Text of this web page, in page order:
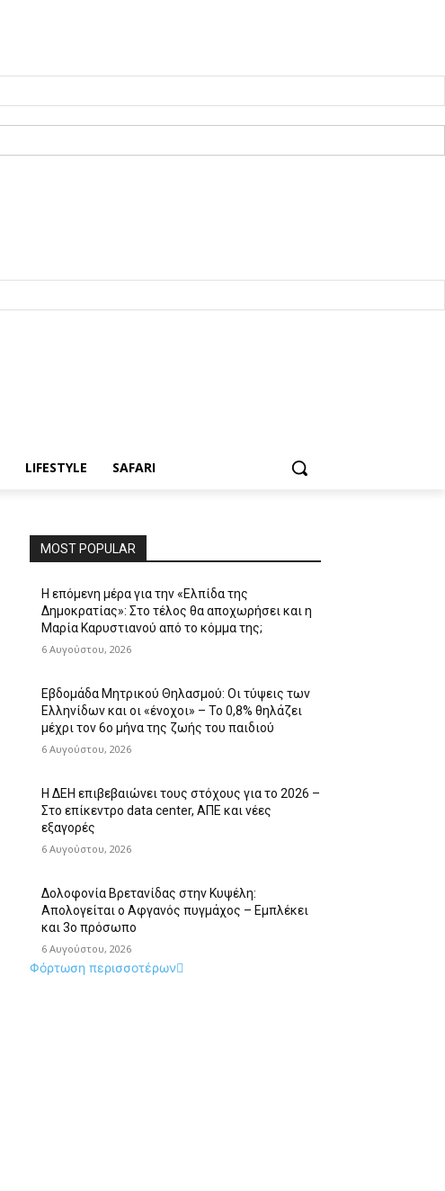
LIFESTYLE SAFARI
MOST POPULAR
Η επόμενη μέρα για την «Ελπίδα της
Δημοκρατίας»: Στο τέλος θα αποχωρήσει και η
Μαρία Καρυστιανού από το κόμμα της;
6 Αυγούστου, 2026
Εβδομάδα Μητρικού Θηλασμού: Οι τύψεις των
Ελληνίδων και οι «ένοχοι» – Το 0,8% θηλάζει
μέχρι τον 6ο μήνα της ζωής του παιδιού
6 Αυγούστου, 2026
Η ΔΕΗ επιβεβαιώνει τους στόχους για το 2026 –
Στο επίκεντρο data center, ΑΠΕ και νέες
εξαγορές
6 Αυγούστου, 2026
Δολοφονία Βρετανίδας στην Κυψέλη:
Απολογείται ο Αφγανός πυγμάχος – Εμπλέκει
και 3ο πρόσωπο
6 Αυγούστου, 2026
Φόρτωση περισσοτέρων